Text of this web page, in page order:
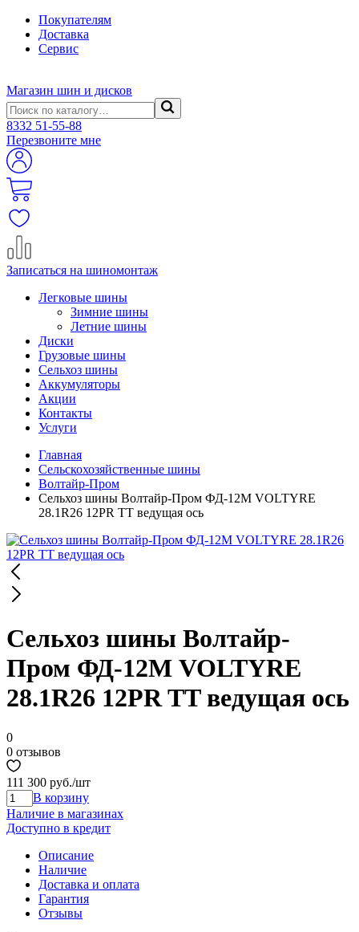
Покупателям
Доставка
Сервис
Магазин шин и дисков
8332 51-55-88
Перезвоните мне
Записаться на шиномонтаж
Легковые шины
Зимние шины
Летние шины
Диски
Грузовые шины
Сельхоз шины
Аккумуляторы
Акции
Контакты
Услуги
Главная
Сельскохозяйственные шины
Волтайр-Пром
Сельхоз шины Волтайр-Пром ФД-12М VOLTYRE
28.1R26 12PR TT ведущая ось
Сельхоз шины Волтайр-
Пром ФД-12М VOLTYRE
28.1R26 12PR TT ведущая ось
0
0 отзывов
111 300 руб./шт
В корзину
Наличие в магазинах
Доступно в кредит
Описание
Наличие
Доставка и оплата
Гарантия
Отзывы